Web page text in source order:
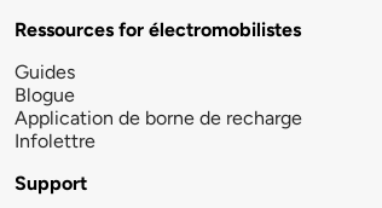
Ressources for électromobilistes
Guides
Blogue
Application de borne de recharge
Infolettre
Support